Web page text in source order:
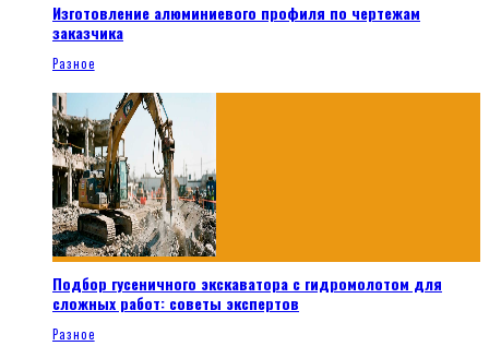
Изготовление алюминиевого профиля по чертежам
заказчика
Разное
Подбор гусеничного экскаватора с гидромолотом для
сложных работ: советы экспертов
Разное